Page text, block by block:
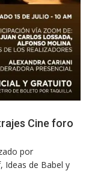
Cine foro
por
Ideas de Babel y